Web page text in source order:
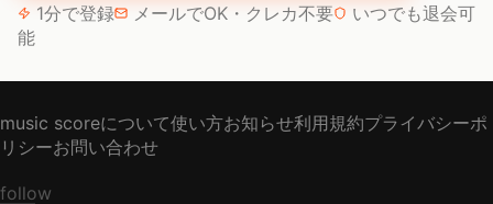
1分で登録 メールでOK・クレカ不要
いつでも退会可
能
music scoreについて使い方お知らせ利用規約プライバシーポ
リシーお問い合わせ
follow